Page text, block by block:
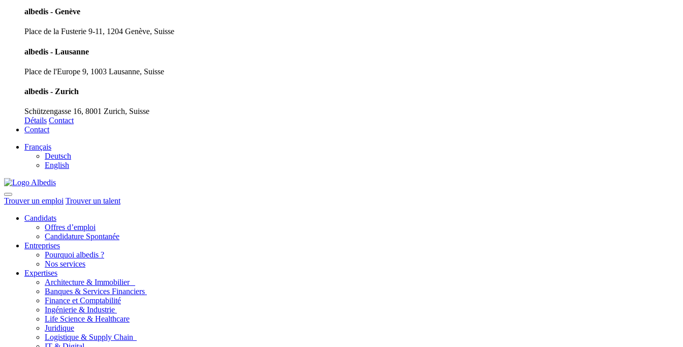
albedis - Genève
Place de la Fusterie 9-11, 1204 Genève, Suisse
albedis - Lausanne
Place de l'Europe 9, 1003 Lausanne, Suisse
albedis - Zurich
Schützengasse 16, 8001 Zurich, Suisse
Détails Contact
Contact
Français
Deutsch
English
Trouver un emploi Trouver un talent
Candidats
Offres d’emploi
Candidature Spontanée
Entreprises
Pourquoi albedis ?
Nos services
Expertises
Architecture & Immobilier
Banques & Services Financiers
Finance et Comptabilité
Ingénierie & Industrie
Life Science & Healthcare
Juridique
Logistique & Supply Chain